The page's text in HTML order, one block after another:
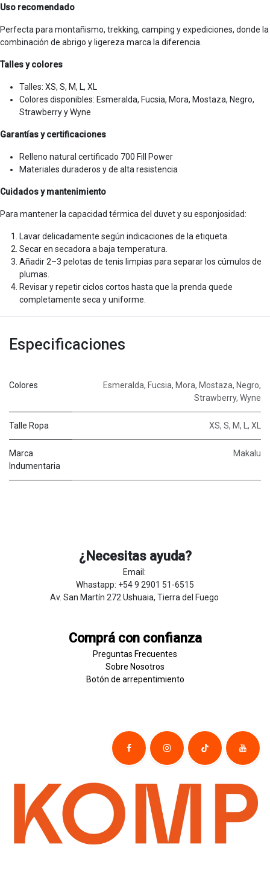
Uso recomendado
Perfecta para montañismo, trekking, camping y expediciones, donde la
combinación de abrigo y ligereza marca la diferencia.
Talles y colores
Talles: XS, S, M, L, XL
Colores disponibles: Esmeralda, Fucsia, Mora, Mostaza, Negro,
Strawberry y Wyne
Garantías y certificaciones
Relleno natural certificado 700 Fill Power
Materiales duraderos y de alta resistencia
Cuidados y mantenimiento
Para mantener la capacidad térmica del duvet y su esponjosidad:
Lavar delicadamente según indicaciones de la etiqueta.
Secar en secadora a baja temperatura.
Añadir 2–3 pelotas de tenis limpias para separar los cúmulos de
plumas.
Revisar y repetir ciclos cortos hasta que la prenda quede
completamente seca y uniforme.
Especificaciones
Colores Esmeralda, Fucsia, Mora, Mostaza, Negro,
Strawberry, Wyne
Talle Ropa XS, S, M, L , XL
Marca
Indumentaria
Makalu
¿Necesitas ayuda?
Email:
Whastapp: +54 9 2901 51-6515
Av. San Martín 272 Ushuaia, Tierra del Fuego
Comprá con confianza
Preguntas Frecuentes
Sobre Nosotros
Botón de ​arrepentim​​​iento